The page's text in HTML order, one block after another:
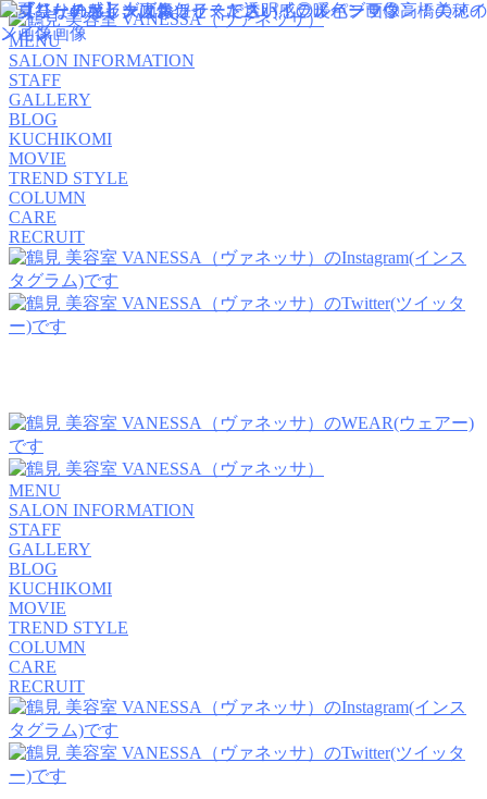
MENU
SALON INFORMATION
STAFF
GALLERY
BLOG
KUCHIKOMI
MOVIE
TREND STYLE
COLUMN
CARE
RECRUIT
MENU
SALON INFORMATION
STAFF
GALLERY
BLOG
KUCHIKOMI
MOVIE
TREND STYLE
COLUMN
CARE
RECRUIT